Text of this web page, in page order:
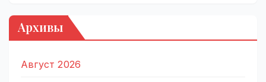
Архивы
Август 2026